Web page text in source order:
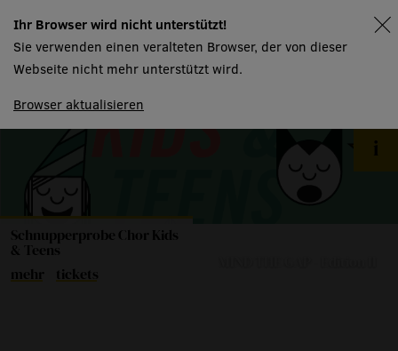
spielplan
Schnupperprobe Chor Kids
& Teens
mehr
tickets
Ihr Browser wird nicht unterstützt!
Sie verwenden einen veralteten Browser, der von dieser
Webseite nicht mehr unterstützt wird.
Browser aktualisieren